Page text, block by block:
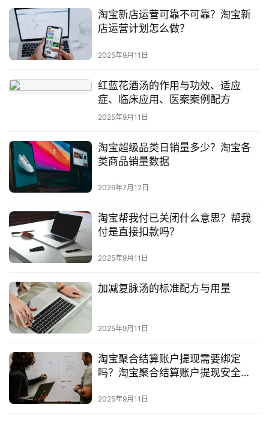
淘宝新店运营可靠不可靠？淘宝新
店运营计划怎么做？
2025年9月11日
红蓝花酒汤的作用与功效、适应
症、临床应用、医案案例配方
2025年9月11日
淘宝超级品类日销量多少？淘宝各
类商品销量数据
2026年7月12日
淘宝帮我付已关闭什么意思？帮我
付是直接扣款吗？
2025年9月11日
加减复脉汤的标准配方与用量
2025年9月11日
淘宝聚合结算账户提现需要绑定
吗？淘宝聚合结算账户提现安全
2025年9月11日